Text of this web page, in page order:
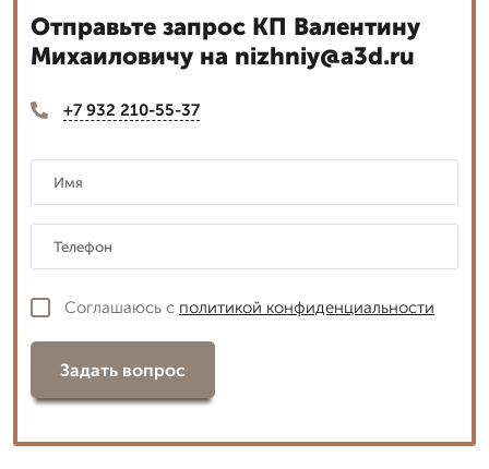
Отправьте запрос КП Валентину
Михаиловичу на nizhniy@a3d.ru
+7 932 210-55-37
Соглашаюсь с политикой конфиденциальности
Задать вопрос